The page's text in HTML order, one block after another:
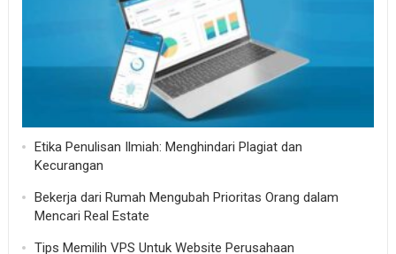
Etika Penulisan Ilmiah: Menghindari Plagiat dan
Kecurangan
Bekerja dari Rumah Mengubah Prioritas Orang dalam
Mencari Real Estate
Tips Memilih VPS Untuk Website Perusahaan